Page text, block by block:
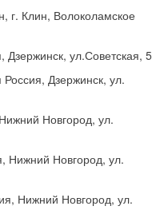
г. Клин, Волоколамское
Дзержинск, ул.Советская, 5
Россия, Дзержинск, ул.
Новгород, ул.
Нижний Новгород, ул.
Нижний Новгород, ул.